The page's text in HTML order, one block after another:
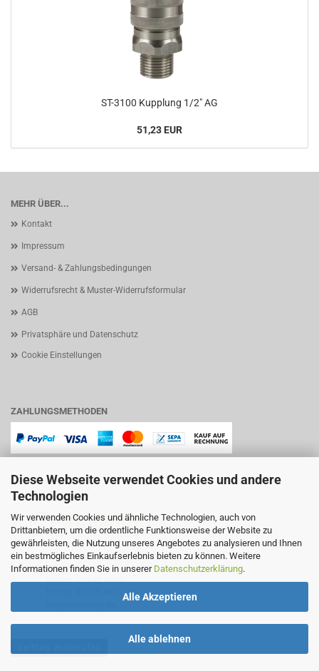
Diese Webseite verwendet Cookies und andere
Technologien
Wir verwenden Cookies und ähnliche Technologien, auch von
Drittanbietern, um die ordentliche Funktionsweise der Website zu
gewährleisten, die Nutzung unseres Angebotes zu analysieren und Ihnen
ein bestmögliches Einkaufserlebnis bieten zu können. Weitere
Informationen finden Sie in unserer Datenschutzerklärung.
Alle Akzeptieren
Alle ablehnen
ST-3100 Kupplung 1/2" AG
51,23 EUR
MEHR ÜBER...
Kontakt
Impressum
Versand- & Zahlungsbedingungen
Widerrufsrecht & Muster-Widerrufsformular
AGB
Privatsphäre und Datenschutz
Cookie Einstellungen
ZAHLUNGSMETHODEN
Lindenstraße 11
57644 Hattert
Telefon02662 6666